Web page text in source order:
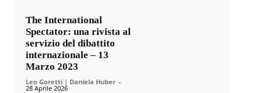
The International
Spectator: una rivista al
servizio del dibattito
internazionale – 13
Marzo 2023
Leo Goretti | Daniela Huber -
28 Aprile 2026